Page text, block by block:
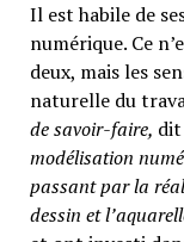
Il est habile de
numérique. Ce
deux, mais les
naturelle du
de savoir-faire,
modélisation
passant par la
dessin et